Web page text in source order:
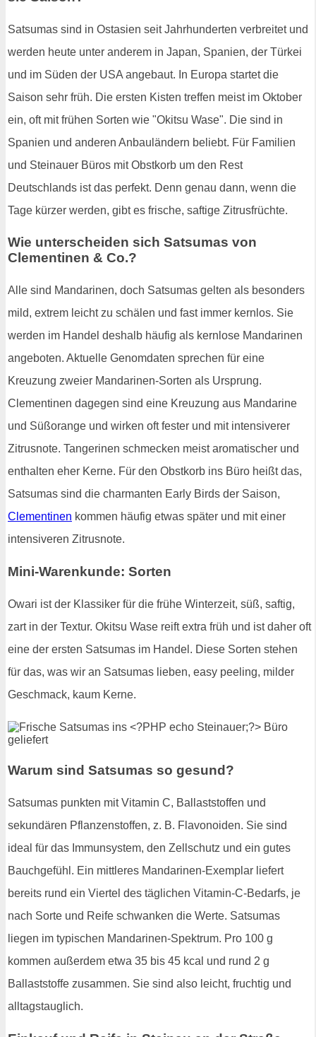
Satsumas sind in Ostasien seit Jahrhunderten verbreitet und
werden heute unter anderem in Japan, Spanien, der Türkei
und im Süden der USA angebaut. In Europa startet die
Saison sehr früh. Die ersten Kisten treffen meist im Oktober
ein, oft mit frühen Sorten wie "Okitsu Wase". Die sind in
Spanien und anderen Anbauländern beliebt. Für Familien
und Steinauer Büros mit Obstkorb um den Rest
Deutschlands ist das perfekt. Denn genau dann, wenn die
Tage kürzer werden, gibt es frische, saftige Zitrusfrüchte.
Wie unterscheiden sich Satsumas von
Clementinen & Co.?
Alle sind Mandarinen, doch Satsumas gelten als besonders
mild, extrem leicht zu schälen und fast immer kernlos. Sie
werden im Handel deshalb häufig als kernlose Mandarinen
angeboten. Aktuelle Genomdaten sprechen für eine
Kreuzung zweier Mandarinen-Sorten als Ursprung.
Clementinen dagegen sind eine Kreuzung aus Mandarine
und Süßorange und wirken oft fester und mit intensiverer
Zitrusnote. Tangerinen schmecken meist aromatischer und
enthalten eher Kerne. Für den Obstkorb ins Büro heißt das,
Satsumas sind die charmanten Early Birds der Saison,
Clementinen kommen häufig etwas später und mit einer
intensiveren Zitrusnote.
Mini-Warenkunde: Sorten
Owari ist der Klassiker für die frühe Winterzeit, süß, saftig,
zart in der Textur. Okitsu Wase reift extra früh und ist daher oft
eine der ersten Satsumas im Handel. Diese Sorten stehen
für das, was wir an Satsumas lieben, easy peeling, milder
Geschmack, kaum Kerne.
Warum sind Satsumas so gesund?
Satsumas punkten mit Vitamin C, Ballaststoffen und
sekundären Pflanzenstoffen, z. B. Flavonoiden. Sie sind
ideal für das Immunsystem, den Zellschutz und ein gutes
Bauchgefühl. Ein mittleres Mandarinen-Exemplar liefert
bereits rund ein Viertel des täglichen Vitamin-C-Bedarfs, je
nach Sorte und Reife schwanken die Werte. Satsumas
liegen im typischen Mandarinen-Spektrum. Pro 100 g
kommen außerdem etwa 35 bis 45 kcal und rund 2 g
Ballaststoffe zusammen. Sie sind also leicht, fruchtig und
alltagstauglich.